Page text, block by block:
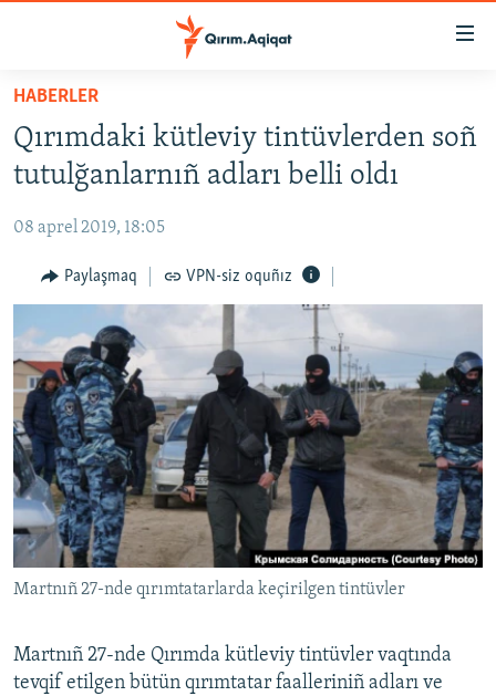
Esas
qaytmaq
Baş
navigatsiyağa
qaytmaq
qaytmaq
HABERLER
SİYASET
İQTİSADİYAT
CEMİYET
MEDENİYET
VİDEO
SÜRET
BLOGLAR
FİKİR
Русский
Українською
HABERLER
Qırımdaki kütleviy tintüvlerden soñ
tutulğanlarnıñ adları belli oldı
08 aprel 2019, 18:05
Paylaşmaq VPN-siz oquñız
Martnıñ 27-nde qırımtatarlarda keçirilgen tintüvler
Martnıñ 27-nde Qırımda kütleviy tintüvler vaqtında
tevqif etilgen bütün qırımtatar faalleriniñ adları ve